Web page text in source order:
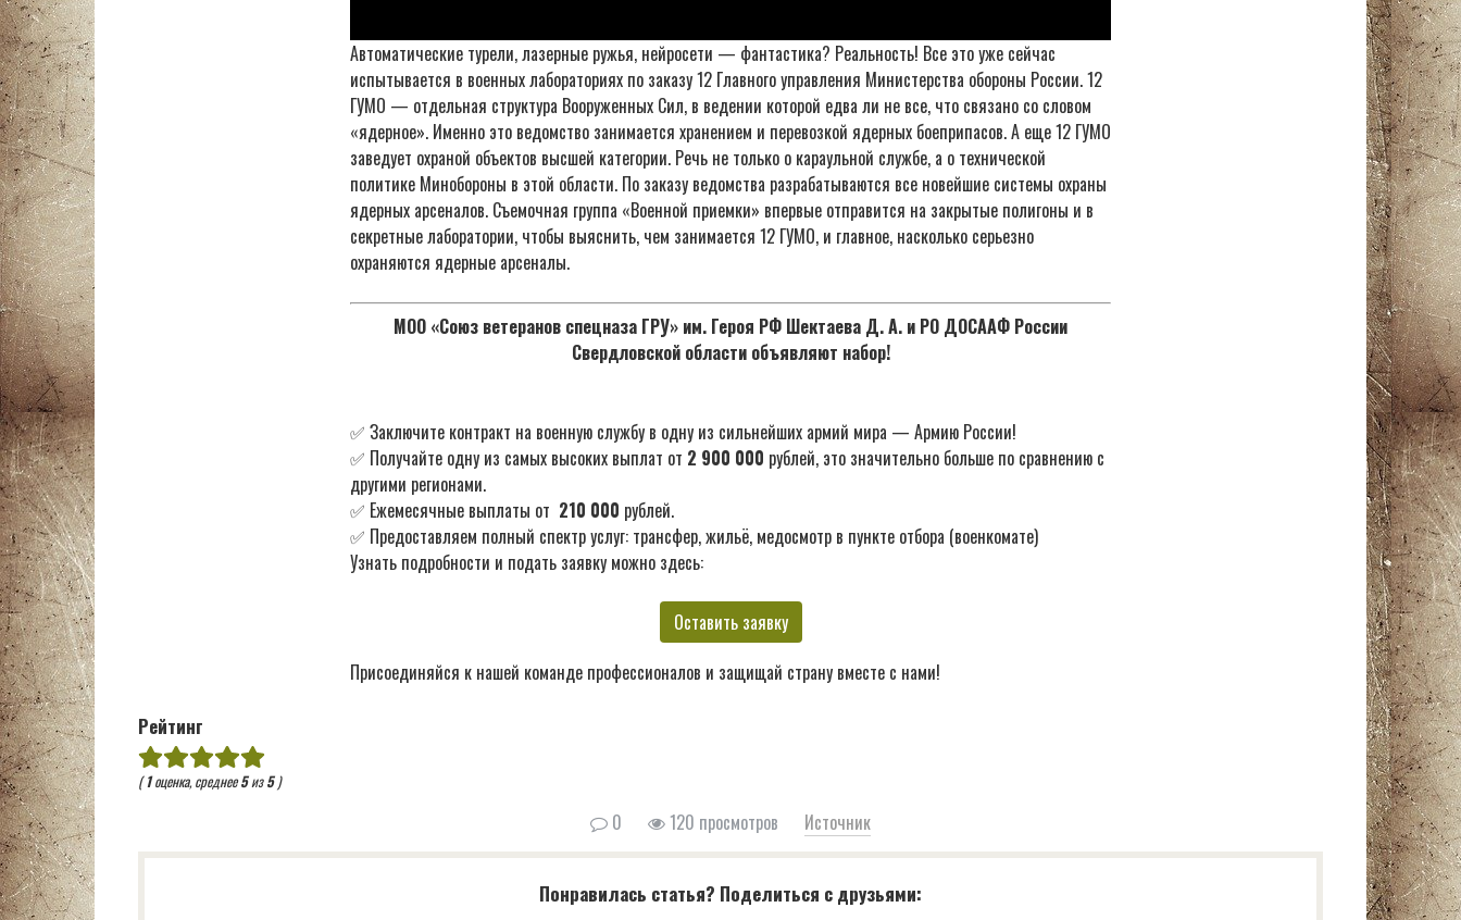
Автоматические турели, лазерные ружья, нейросети — фантастика? Реальность! Все это уже сейчас
испытывается в военных лабораториях по заказу 12 Главного управления Министерства обороны России. 12
ГУМО — отдельная структура Вооруженных Сил, в ведении которой едва ли не все, что связано со словом
«ядерное». Именно это ведомство занимается хранением и перевозкой ядерных боеприпасов. А еще 12 ГУМО
заведует охраной объектов высшей категории. Речь не только о караульной службе, а о технической
политике Минобороны в этой области. По заказу ведомства разрабатываются все новейшие системы охраны
ядерных арсеналов. Съемочная группа «Военной приемки» впервые отправится на закрытые полигоны и в
секретные лаборатории, чтобы выяснить, чем занимается 12 ГУМО, и главное, насколько серьезно
охраняются ядерные арсеналы.
МОО «Союз ветеранов спецназа ГРУ» им. Героя РФ Шектаева Д. А. и РО ДОСААФ России
Свердловской области объявляют набор!
✅ Заключите контракт на военную службу в одну из сильнейших армий мира — Армию России!
✅ Получайте одну из самых высоких выплат от 2 900 000 рублей, это значительно больше по сравнению с
другими регионами.
✅ Ежемесячные выплаты от 210 000 рублей.
✅ Предоставляем полный спектр услуг: трансфер, жильё, медосмотр в пункте отбора (военкомате)
Узнать подробности и подать заявку можно здесь:
Оставить заявку
Присоединяйся к нашей команде профессионалов и защищай страну вместе с нами!
Рейтинг
(1оценка, среднее5из5)
0 120 просмотров Источник
Понравилась статья? Поделиться с друзьями: